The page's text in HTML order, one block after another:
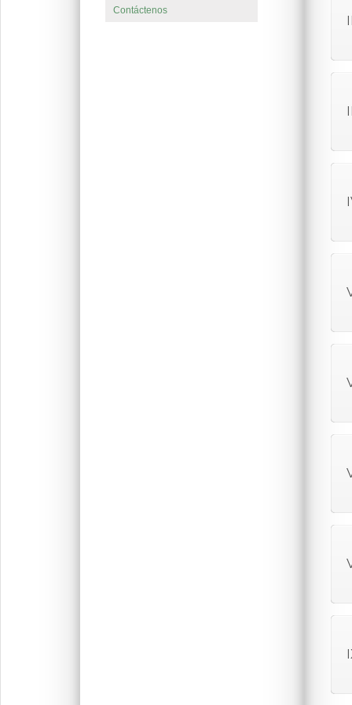
Contáctenos